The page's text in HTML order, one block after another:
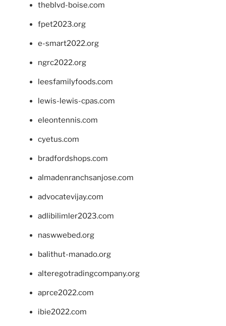
theblvd-boise.com
fpet2023.org
e-smart2022.org
ngrc2022.org
leesfamilyfoods.com
lewis-lewis-cpas.com
eleontennis.com
cyetus.com
bradfordshops.com
almadenranchsanjose.com
advocatevijay.com
adlibilimler2023.com
naswwebed.org
balithut-manado.org
alteregotradingcompany.org
aprce2022.com
ibie2022.com